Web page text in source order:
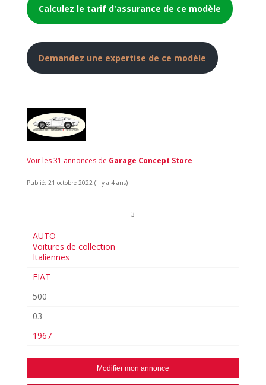
Calculez le tarif d'assurance de ce modèle
Demandez une expertise de ce modèle
Voir les 31 annonces de Garage Concept Store
Publié: 21 octobre 2022 (il y a 4 ans)
3
AUTO
Voitures de collection
Italiennes
FIAT
500
03
1967
Modifier mon annonce